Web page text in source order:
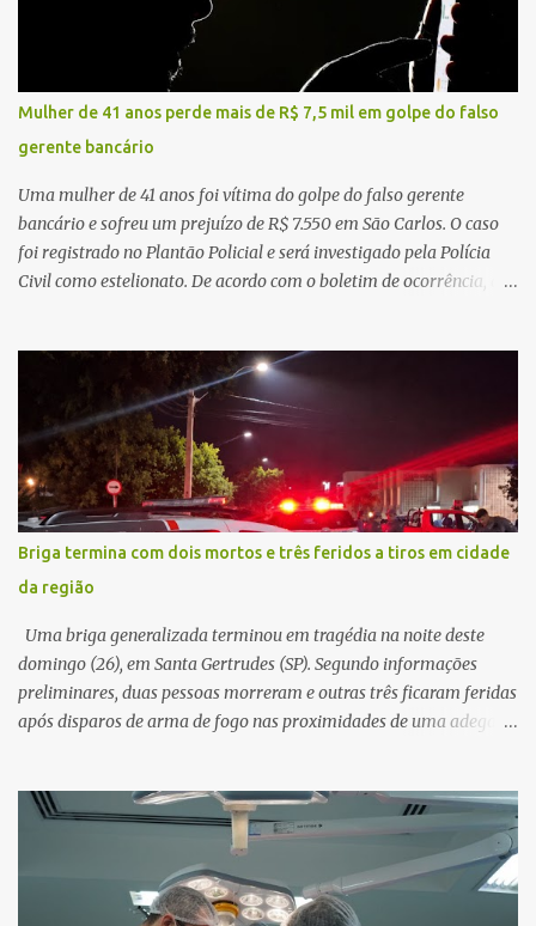
Federal tem ampliado investimentos destinados ao fortalecimento
da atenção básica, da infraestrutura hospitalar e da
regionalização dos serviços de saúde. Entretanto, em um cenário
de demandas crescentes e recursos necessariamente limitados, a
principal missão da gestão pública não é apenas investir mais,
mas decidir melhor onde investir para produzir o maior benefício
possível à população. Essa reflexão encontra respaldo tanto na
teoria da admini...
Mulher de 41 anos perde mais de R$ 7,5 mil em golpe do falso
gerente bancário
Uma mulher de 41 anos foi vítima do golpe do falso gerente
bancário e sofreu um prejuízo de R$ 7.550 em São Carlos. O caso
foi registrado no Plantão Policial e será investigado pela Polícia
Civil como estelionato. De acordo com o boletim de ocorrência, a
suspeito alegou que seria necessário atualizar o cadastro da conta
e passou a orientar a vítima sobre os procedimentos que deveriam
ser realizados. Dias depois, o golpista enviou um documento em
PDF simulando uma comunicação oficial da instituição financeira.
Na sequência, entrou em contato por telefone e encaminhou um
link, orientando a vítima a acessá-lo pelo computador para
concluir a suposta atualização cadastral. Após realizar o
procedimento, a conta bancária ficou bloqueada por algumas
horas. Sem conseguir acessar o sistema, a vítima tentou
novamente contato com o suposto gerente, mas não obteve
resposta. Na segunda-fe...
Briga termina com dois mortos e três feridos a tiros em cidade
da região
Uma briga generalizada terminou em tragédia na noite deste
domingo (26), em Santa Gertrudes (SP). Segundo informações
preliminares, duas pessoas morreram e outras três ficaram feridas
após disparos de arma de fogo nas proximidades de uma adega. O
começado dentro do estabelecimento e se estendido para a área
externa, quando dois homens armados passaram a efetuar
diversos disparos. Duas vítimas morreram ainda no local. Outras
três pessoas foram baleadas e socorridas. Até o momento, não